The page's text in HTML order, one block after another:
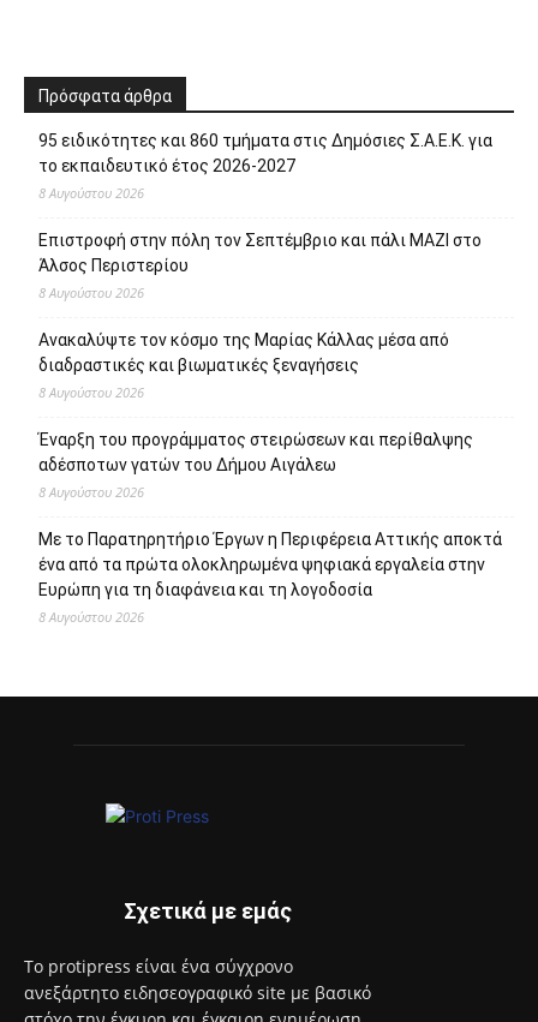
Πρόσφατα άρθρα
95 ειδικότητες και 860 τμήματα στις Δημόσιες Σ.Α.Ε.Κ. για
το εκπαιδευτικό έτος 2026-2027
8 Αυγούστου 2026
Επιστροφή στην πόλη τον Σεπτέμβριο και πάλι ΜΑΖΙ στο
Άλσος Περιστερίου
8 Αυγούστου 2026
Ανακαλύψτε τον κόσμο της Μαρίας Κάλλας μέσα από
διαδραστικές και βιωματικές ξεναγήσεις
8 Αυγούστου 2026
Έναρξη του προγράμματος στειρώσεων και περίθαλψης
αδέσποτων γατών του Δήμου Αιγάλεω
8 Αυγούστου 2026
Με το Παρατηρητήριο Έργων η Περιφέρεια Αττικής αποκτά
ένα από τα πρώτα ολοκληρωμένα ψηφιακά εργαλεία στην
Ευρώπη για τη διαφάνεια και τη λογοδοσία
8 Αυγούστου 2026
Σχετικά με εμάς
Το protipress είναι ένα σύγχρονο
ανεξάρτητο ειδησεογραφικό site με βασικό